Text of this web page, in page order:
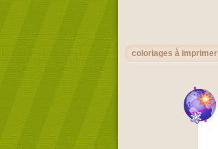
coloriages à imprimer